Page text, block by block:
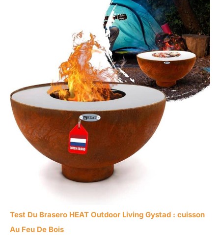
Test Du Brasero HEAT Outdoor Living Gystad : cuisson
Au Feu De Bois